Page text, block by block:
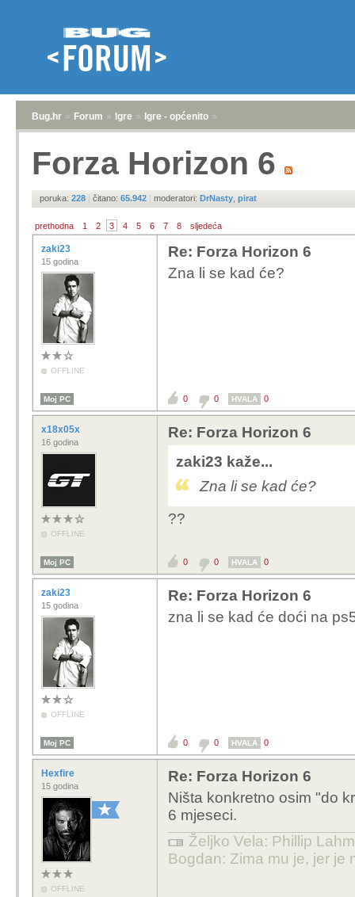
Bug.hr » Forum » Igre » Igre - općenito »
Forza Horizon 6
poruka: 228 | čitano: 65.942 | moderatori: DrNasty pirat
prethodna 1 2 3 4 5 6 7 8 sljedeća
zaki23
15 godina
OFFLINE
Re: Forza Horizon 6
Zna li se kad će?
Moj PC 0 0 HVALA 0
x18x05x
16 godina
OFFLINE
Re: Forza Horizon 6
zaki23 kaže...
Zna li se kad će?
??
Moj PC 0 0 HVALA 0
zaki23
15 godina
OFFLINE
Re: Forza Horizon 6
zna li se kad će doći na
Moj PC 0 0 HVALA 0
Hexfire
15 godina
OFFLINE
Re: Forza Horizon 6
Ništa konkretno osim "do
6 mjeseci.
Željko Vela: Phillip
Bogdan: Zima mu je, jer je